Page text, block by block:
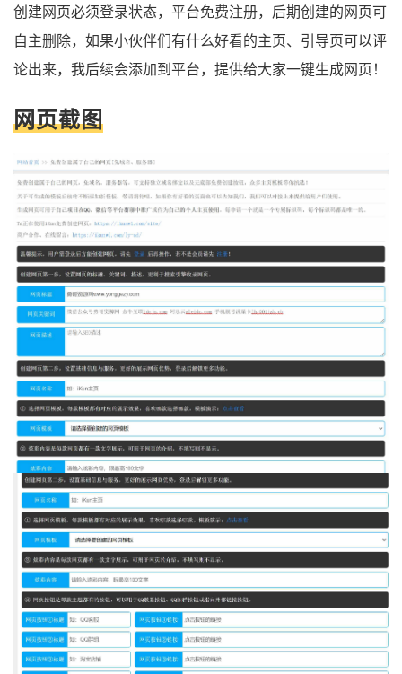
创建网页必须登录状态，平台免费注册，后期创建的网页可
自主删除，如果小伙伴们有什么好看的主页、引导页可以评
论出来，我后续会添加到平台，提供给大家一键生成网页！
网页截图